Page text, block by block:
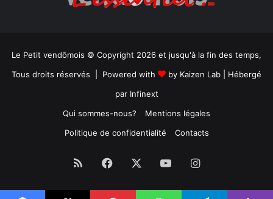
Le Petit vendômois © Copyright 2026 et jusqu'à la fin des temps,
Tous droits réservés | Powered with
by Kaizen Lab | Hébergé
par Infinext
Qui sommes-nous?
Mentions légales
Politique de confidentialité
Contacts
RSS Facebook YouTubeInstagram